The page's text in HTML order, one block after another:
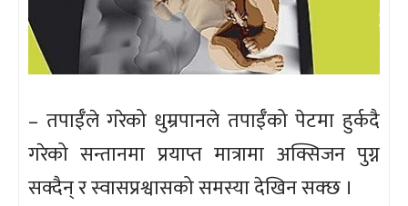
– तपाईँले गरेको धुम्रपानले तपाईँको पेटमा हुर्कदै
गरेको सन्तानमा प्रयाप्त मात्रामा अक्सिजन पुग्न
सक्दैन् र स्वासप्रश्वासको समस्या देखिन सक्छ ।